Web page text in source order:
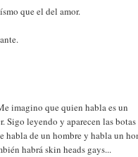
que el del amor.
imagino que quien habla es un
Sigo leyendo y aparecen las botas
habla de un hombre y habla un
habrá skin heads gays...